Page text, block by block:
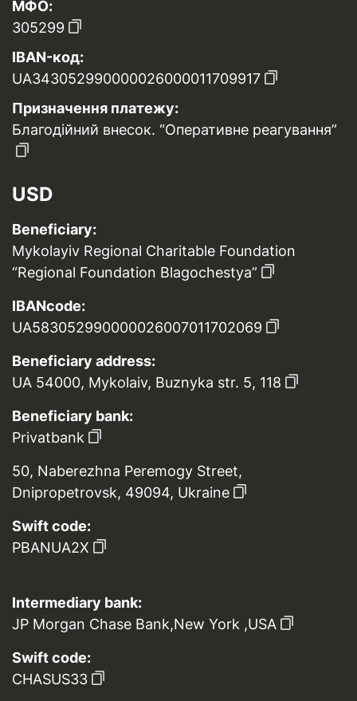
МФО:
305299
IBAN-код:
UA343052990000026000011709917
Призначення платежу:
Благодійний внесок. “Оперативне реагування”
USD
Beneficiary:
Mykolayiv Regional Charitable Foundation
“Regional Foundation Blagochestya”
IBANcode:
UA583052990000026007011702069
Beneficiary address:
UA 54000, Mykolaiv, Buznyka str. 5, 118
Beneficiary bank:
Privatbank
50, Naberezhna Peremogy Street,
Dnipropetrovsk, 49094, Ukraine
Swift code:
PBANUA2X
Intermediary bank:
JP Morgan Chase Bank,New York ,USA
Swift code:
CHASUS33